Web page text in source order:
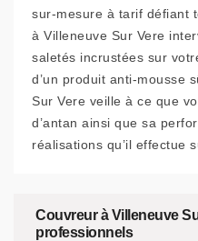
sur-mesure à tarif défiant
à Villeneuve Sur Vere
saletés incrustées sur
d’un produit anti-mousse
Sur Vere veille à ce que
d’antan ainsi que sa
réalisations qu’il effectue
Couvreur à Villeneuve
professionnels